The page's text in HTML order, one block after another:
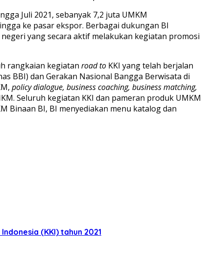
Juli 2021, sebanyak 7,2 juta UMKM
ke pasar ekspor. Berbagai dukungan BI
yang secara aktif melakukan kegiatan promosi
rangkaian kegiatan road to KKI yang telah berjalan
BBI) dan Gerakan Nasional Bangga Berwisata di
policy dialogue, business coaching, business matching,
Seluruh kegiatan KKI dan pameran produk UMKM
Binaan BI, BI menyediakan menu katalog dan
(KKI) tahun 2021